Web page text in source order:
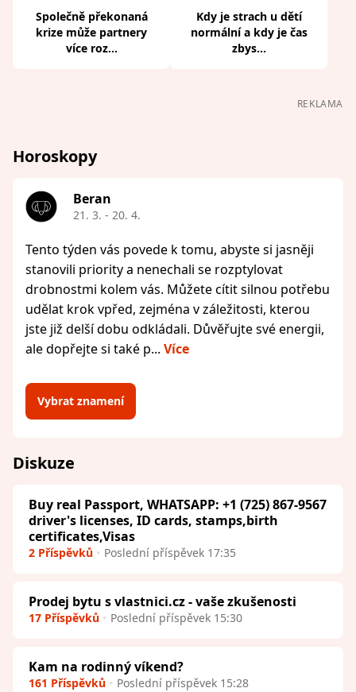
Společně překonaná
krize může partnery
více roz...
Kdy je strach u dětí
normální a kdy je čas
zbys...
REKLAMA
Horoskopy
Beran
21. 3. - 20. 4.
Tento týden vás povede k tomu, abyste si jasněji
stanovili priority a nenechali se rozptylovat
drobnostmi kolem vás. Můžete cítit silnou potřebu
udělat krok vpřed, zejména v záležitosti, kterou
jste již delší dobu odkládali. Důvěřujte své energii,
ale dopřejte si také p... Více
Vybrat znamení
Diskuze
Buy real Passport, WHATSAPP: +1 (725) 867-9567
driver's licenses, ID cards, stamps,birth
certificates,Visas
2 Příspěvků Poslední příspěvek 17:35
Prodej bytu s vlastnici.cz - vaše zkušenosti
17 Příspěvků Poslední příspěvek 15:30
Kam na rodinný víkend?
161 Příspěvků Poslední příspěvek 15:28